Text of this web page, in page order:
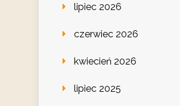
lipiec 2026
czerwiec 2026
kwiecień 2026
lipiec 2025